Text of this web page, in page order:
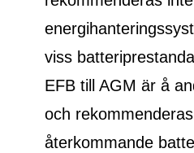
viss
EFB till AGM är å
och
återkommande